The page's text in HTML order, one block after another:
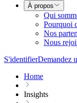
À propos
Qui
Pourquoi
Nos
Nous
S'identifierDemandez
Home
Insights